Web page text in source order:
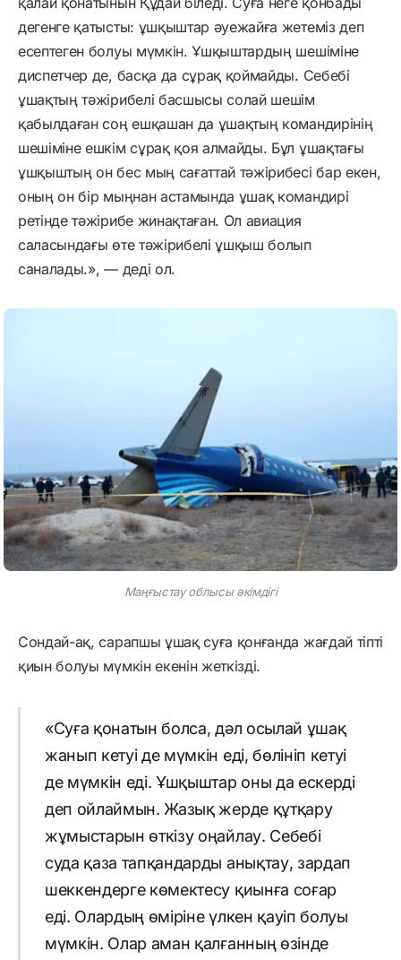
дегенге қатысты: ұшқыштар әуежайға жетеміз деп
есептеген болуы мүмкін. Ұшқыштардың шешіміне
диспетчер де, басқа да сұрақ қоймайды. Себебі
ұшақтың тәжірибелі басшысы солай шешім
қабылдаған соң ешқашан да ұшақтың командирінің
шешіміне ешкім сұрақ қоя алмайды. Бұл ұшақтағы
ұшқыштың он бес мың сағаттай тәжірибесі бар екен,
оның он бір мыңнан астамында ұшақ командирі
ретінде тәжірибе жинақтаған. Ол авиация
саласындағы өте тәжірибелі ұшқыш болып
саналады.», — деді ол.
Маңғыстау облысы әкімдігі
Сондай-ақ, сарапшы ұшақ суға қонғанда жағдай тіпті
қиын болуы мүмкін екенін жеткізді.
«Суға қонатын болса, дәл осылай ұшақ
жанып кетуі де мүмкін еді, бөлініп кетуі
де мүмкін еді. Ұшқыштар оны да ескерді
деп ойлаймын. Жазық жерде құтқару
жұмыстарын өткізу оңайлау. Себебі
суда қаза тапқандарды анықтау, зардап
шеккендерге көмектесу қиынға соғар
еді. Олардың өміріне үлкен қауіп болуы
мүмкін. Олар аман қалғанның өзінде